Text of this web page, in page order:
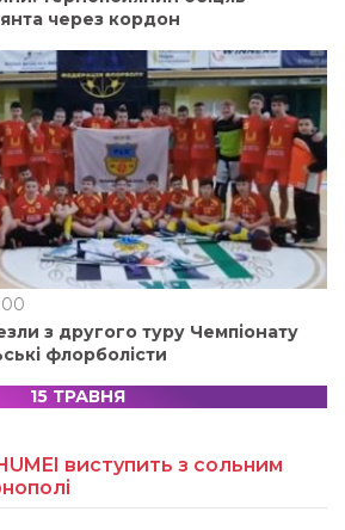
через кордон
з другого туру Чемпіонату
флорболісти
15 ТРАВНЯ
виступить з сольним